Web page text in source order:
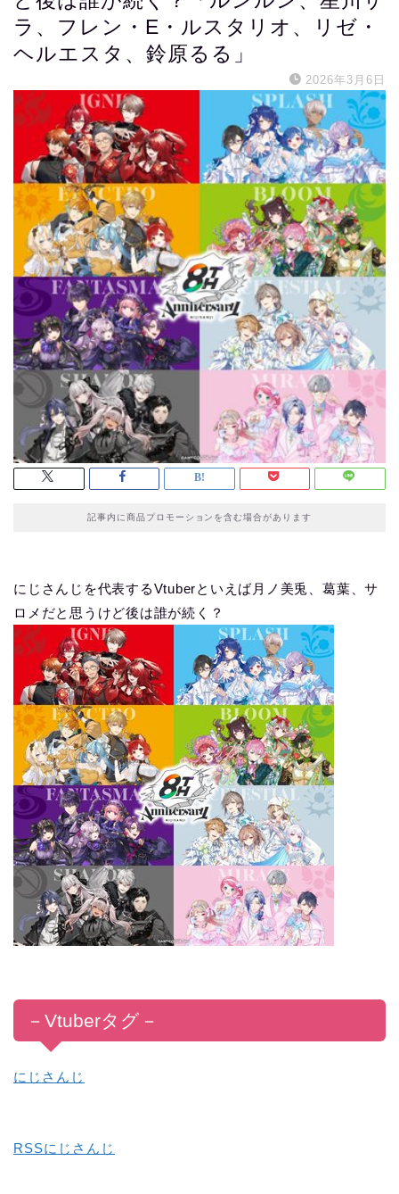
ラ、フレン・E・ルスタリオ、リゼ・
ヘルエスタ、鈴原るる」
2026年3月6日
記事内に商品プロモーションを含む場合があります
にじさんじを代表するVtuberといえば月ノ美兎、葛葉、サ
ロメだと思うけど後は誰が続く？
－ Vtuberタグ －
にじさんじ
RSSにじさんじ